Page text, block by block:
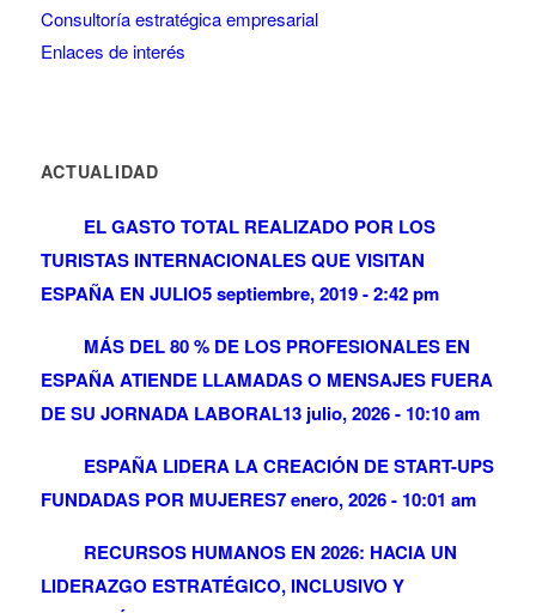
Consultoría estratégica empresarial
Enlaces de interés
ACTUALIDAD
EL GASTO TOTAL REALIZADO POR LOS
TURISTAS INTERNACIONALES QUE VISITAN
ESPAÑA EN JULIO5 septiembre, 2019 - 2:42 pm
MÁS DEL 80 % DE LOS PROFESIONALES EN
ESPAÑA ATIENDE LLAMADAS O MENSAJES FUERA
DE SU JORNADA LABORAL13 julio, 2026 - 10:10 am
ESPAÑA LIDERA LA CREACIÓN DE START-UPS
FUNDADAS POR MUJERES7 enero, 2026 - 10:01 am
RECURSOS HUMANOS EN 2026: HACIA UN
LIDERAZGO ESTRATÉGICO, INCLUSIVO Y